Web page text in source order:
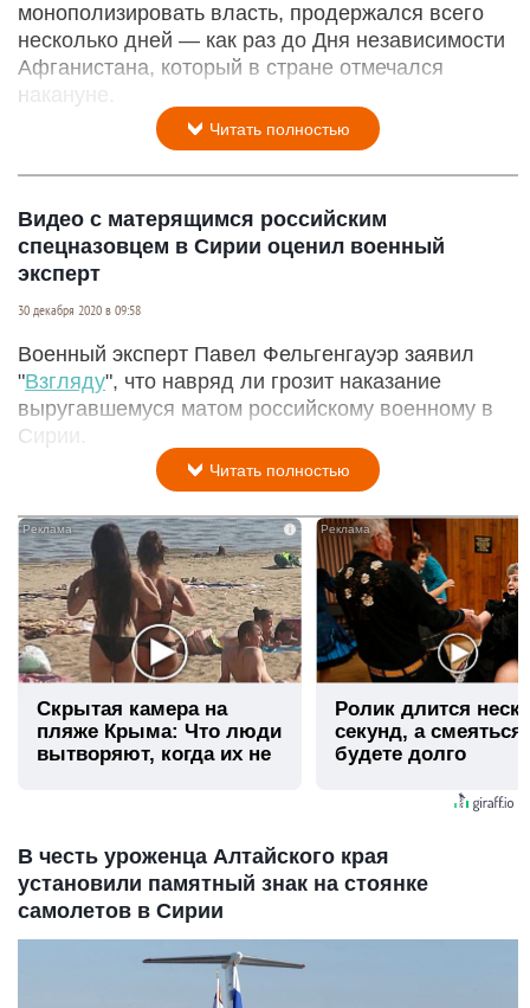
монополизировать власть, продержался всего
несколько дней — как раз до Дня независимости
Афганистана, который в стране отмечался
накануне.
Читать полностью
Видео с матерящимся российским
спецназовцем в Сирии оценил военный
эксперт
30 декабря 2020 в 09:58
Военный эксперт Павел Фельгенгауэр заявил
"Взгляду", что навряд ли грозит наказание
выругавшемуся матом российскому военному в
Сирии.
Читать полностью
i
Скрытая камера на
пляже Крыма: Что люди
вытворяют, когда их не
Ролик длится
секунд, а
будете долго
В честь уроженца Алтайского края
установили памятный знак на стоянке
самолетов в Сирии